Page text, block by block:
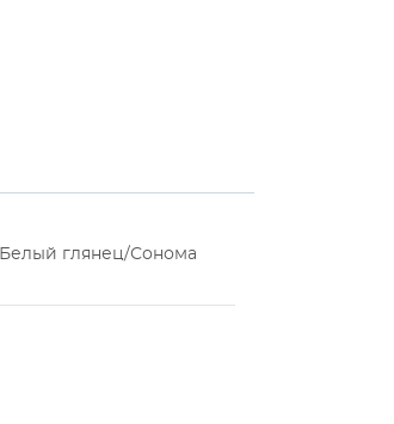
Белый глянец/Сонома